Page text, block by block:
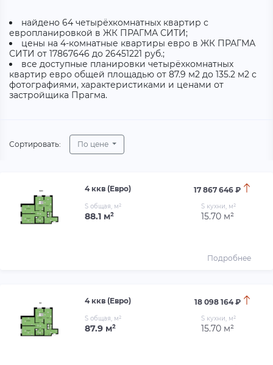
найдено 64 четырёхкомнатных квартир с
европланировкой в ЖК ПРАГМА СИТИ;
цены на 4-комнатные квартиры евро в ЖК ПРАГМА
СИТИ от 17867646 до 26451221 руб.;
все доступные планировки четырёхкомнатных
квартир евро общей площадью от 87.9 м2 до 135.2 м2 с
фотографиями, характеристиками и ценами от
застройщика Прагма.
Сортировать: По цене
4 ккв (Евро) 17 867 646 ₽
S общая, м²
88.1 м²
S кухни, м²
15.70 м²
Подробнее
4 ккв (Евро) 18 098 164 ₽
S общая, м²
87.9 м²
S кухни, м²
15.70 м²